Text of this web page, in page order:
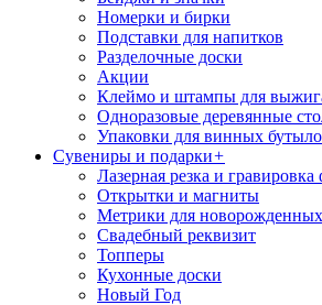
Номерки и бирки
Подставки для напитков
Разделочные доски
Акции
Клеймо и штампы для
Одноразовые деревянные
Упаковки для винных
Сувениры и подарки+
Лазерная резка и
Открытки и магниты
Метрики для новорожденных
Свадебный реквизит
Топперы
Кухонные доски
Новый Год